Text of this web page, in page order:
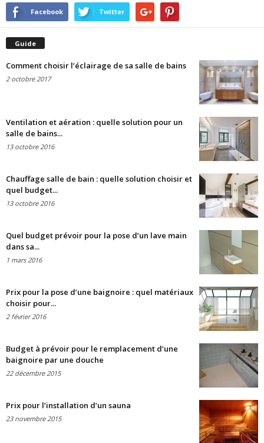
Facebook Twitter
Guide
Comment choisir l’éclairage de sa salle de bains
2 octobre 2017
Ventilation et aération : quelle solution pour un
salle de bains...
13 octobre 2016
Chauffage salle de bain : quelle solution choisir et
quel budget...
13 octobre 2016
Quel budget prévoir pour la pose d’un lave main
dans sa...
1 mars 2016
Prix pour la pose d’une baignoire : quel matériaux
choisir pour...
2 février 2016
Budget à prévoir pour le remplacement d’une
baignoire par une douche
22 décembre 2015
Prix pour l’installation d’un sauna
23 novembre 2015